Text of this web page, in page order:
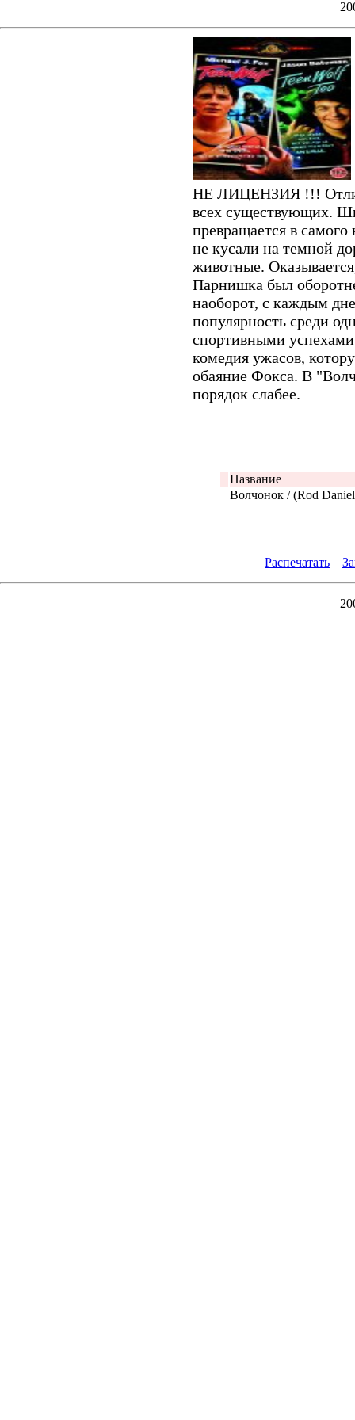
НЕ ЛИЦЕНЗИЯ !!!
всех существующих.
превращается в самого
не кусали на темной
животные.
Парнишка был
наоборот, с каждым
популярность среди
спортивными
комедия ужасов,
обаяние Фокса. В
порядок слабее.
Название
Волчонок / (Rod
Распечатать